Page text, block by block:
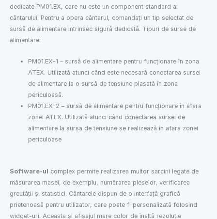
dedicate PM01.EX, care nu este un component standard al
cântarului. Pentru a opera cântarul, comandați un tip selectat de
sursă de alimentare intrinsec sigură dedicată. Tipuri de surse de
alimentare:
PM01.EX-1 – sursă de alimentare pentru funcționare în zona
ATEX. Utilizată atunci când este necesară conectarea sursei
de alimentare la o sursă de tensiune plasată în zona
periculoasă.
PM01.EX-2 – sursă de alimentare pentru funcționare în afara
zonei ATEX. Utilizată atunci când conectarea sursei de
alimentare la sursa de tensiune se realizează în afara zonei
periculoase
Software-ul complex permite realizarea multor sarcini legate de
măsurarea masei, de exemplu, numărarea pieselor, verificarea
greutății și statistici. Cântarele dispun de o interfață grafică
prietenoasă pentru utilizator, care poate fi personalizată folosind
widget-uri. Aceasta și afișajul mare color de înaltă rezoluție